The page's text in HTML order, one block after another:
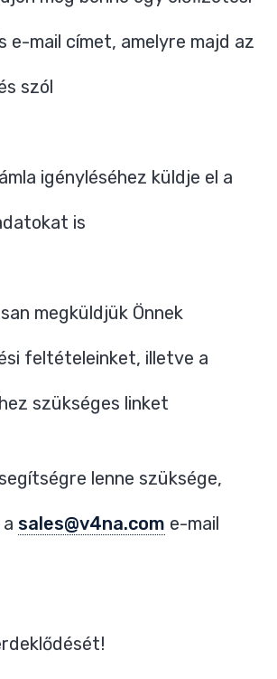
e-mail címet, amelyre majd az
szól
igényléséhez küldje el a
is
megküldjük Önnek
feltételeinket, illetve a
szükséges linket
lenne szüksége,
sales@v4na.com e-mail